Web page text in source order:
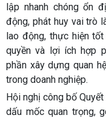
lập nhanh chóng ổn
động, phát huy vai trò
lao động, thực hiện
quyền và lợi ích hợp
phần xây dựng quan
trong doanh nghiệp.
Hội nghị công bố
dấu mốc quan trọng,